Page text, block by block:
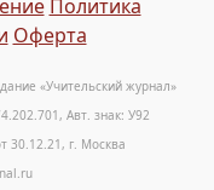
Политика
Оферта
«Учительский журнал»
Авт. знак: У92
30.12.21, г. Москва